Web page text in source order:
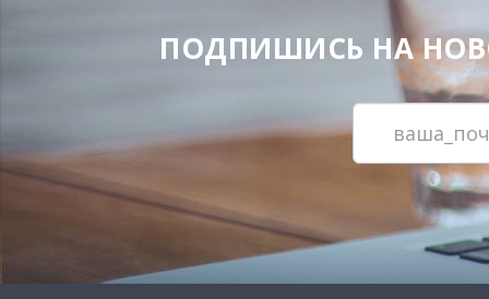
ПОДПИШИСЬ НА